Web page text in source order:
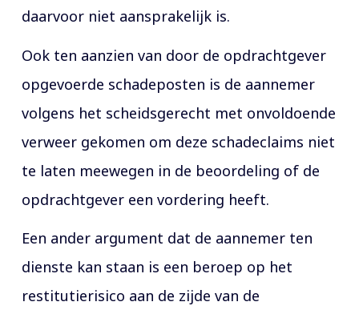
daarvoor niet aansprakelijk is.
Ook ten aanzien van door de opdrachtgever
opgevoerde schadeposten is de aannemer
volgens het scheidsgerecht met onvoldoende
verweer gekomen om deze schadeclaims niet
te laten meewegen in de beoordeling of de
opdrachtgever een vordering heeft.
Een ander argument dat de aannemer ten
dienste kan staan is een beroep op het
restitutierisico aan de zijde van de